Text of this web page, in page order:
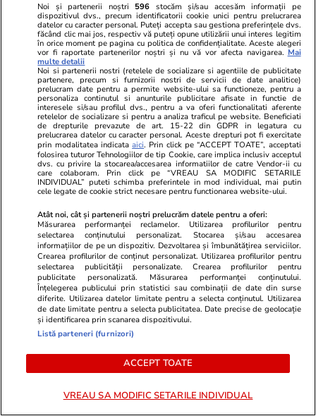
ZiaruldeIasi.ro
Motivul interesant pentru care o
elevă din rural cu o medie de top
la Evaluarea Națională a ales un
liceu tehnologic. „Este o
nebuloasă și pentru noi”
Fanatik.ro
Dat afară
preferat al
scos din
cartonaş!
ULTIMELE ȘTIRI
Știri Externe 01 aug.
Noul Comintern. Cum recrutează Kremlinul
„socialiști” din SUA și din Marea Britanie
pentru manifestații anti-NATO, acte de sabotaj
și război
ajung în România: primul magazin se deschide
Noi și partenerii noștri 596 stocăm și/sau accesăm informații pe
dispozitivul dvs., precum identificatorii cookie unici pentru prelucrarea
datelor cu caracter personal. Puteți accepta sau gestiona preferințele dvs.
făcând clic mai jos, respectiv vă puteți opune utilizării unui interes legitim
în orice moment pe pagina cu politica de confidențialitate. Aceste alegeri
vor fi raportate partenerilor noștri și nu vă vor afecta navigarea. Mai
multe detalii
Noi si partenerii nostri (retelele de socializare si agentiile de publicitate
partenere, precum si furnizorii nostri de servicii de date analitice)
prelucram date pentru a permite website-ului sa functioneze, pentru a
personaliza continutul si anunturile publicitare afisate in functie de
interesele si/sau profilul dvs., pentru a va oferi functionalitati aferente
retelelor de socializare si pentru a analiza traficul pe website. Beneficiati
de drepturile prevazute de art. 15-22 din GDPR in legatura cu
prelucrarea datelor cu caracter personal. Aceste drepturi pot fi exercitate
prin modalitatea indicataaici. Prin click pe “ACCEPT TOATE”, acceptati
folosirea tuturor Tehnologiilor de tip Cookie, care implica inclusiv acceptul
dvs. cu privire la stocarea/accesarea informatiilor de catre Vendor-ii cu
care colaboram. Prin click pe “VREAU SA MODIFIC SETARILE
INDIVIDUAL” puteti schimba preferintele in mod individual, mai putin
cele legate de cookie strict necesare pentru functionarea website-ului.
Atât noi, cât și partenerii noștri prelucrăm datele pentru a oferi:
Măsurarea performanței reclamelor. Utilizarea profilurilor pentru
selectarea conținutului personalizat. Stocarea și/sau accesarea
informațiilor de pe un dispozitiv. Dezvoltarea și îmbunătățirea serviciilor.
Crearea profilurilor de conținut personalizat. Utilizarea profilurilor pentru
selectarea publicității personalizate. Crearea profilurilor pentru
publicitate personalizată. Măsurarea performanței conținutului.
Înțelegerea publicului prin statistici sau combinații de date din surse
diferite. Utilizarea datelor limitate pentru a selecta conținutul. Utilizarea
de date limitate pentru a selecta publicitatea. Date precise de geolocație
și identificarea prin scanarea dispozitivului.
Listă parteneri (furnizori)
ACCEPT TOATE
VREAU SA MODIFIC SETARILE INDIVIDUAL